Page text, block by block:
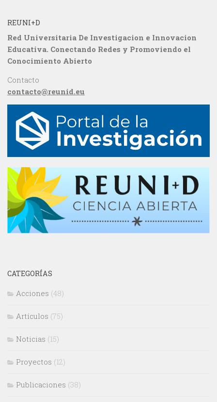
REUNI+D
Red Universitaria De Investigacion e Innovacion
Educativa. Conectando Redes y Promoviendo el
Conocimiento Abierto
Contacto
contacto@reunid.eu
CATEGORÍAS
Acciones (48)
Artículos (75)
Noticias (15)
Proyectos (12)
Publicaciones (38)